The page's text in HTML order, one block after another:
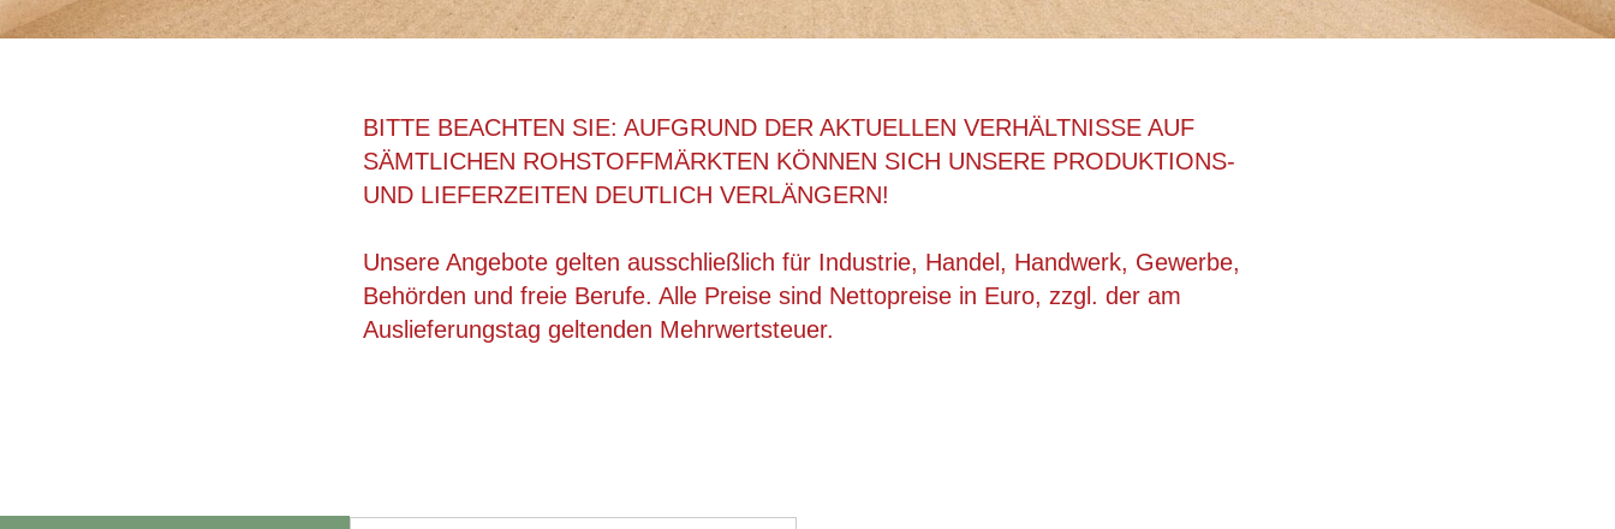
BITTE BEACHTEN SIE: AUFGRUND DER AKTUELLEN VERHÄLTNISSE AUF
SÄMTLICHEN ROHSTOFFMÄRKTEN KÖNNEN SICH UNSERE PRODUKTIONS-
UND LIEFERZEITEN DEUTLICH VERLÄNGERN!
Unsere Angebote gelten ausschließlich für Industrie, Handel, Handwerk, Gewerbe,
Behörden und freie Berufe. Alle Preise sind Nettopreise in Euro, zzgl. der am
Auslieferungstag geltenden Mehrwertsteuer.